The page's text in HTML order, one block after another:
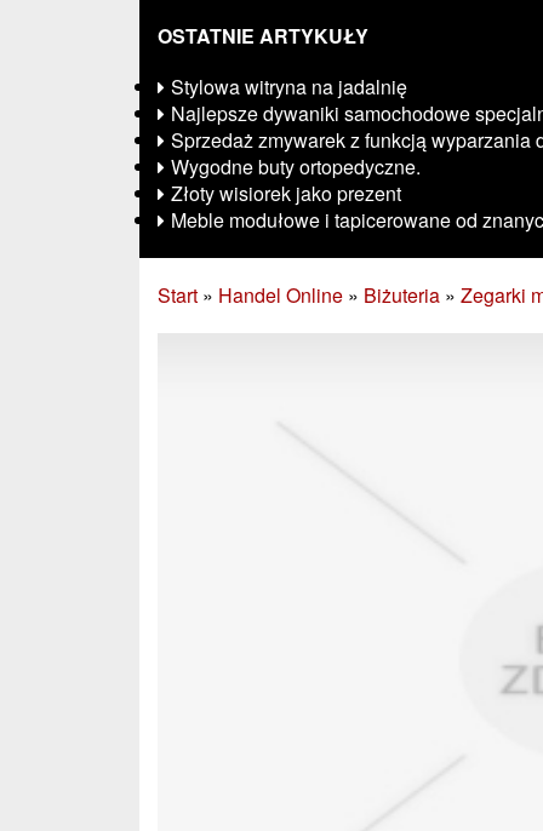
OSTATNIE ARTYKUŁY
Stylowa witryna na jadalnię
Najlepsze dywaniki samochodowe
Sprzedaż zmywarek z funkcją wyparzania
Wygodne buty ortopedyczne.
Złoty wisiorek jako prezent
Meble modułowe i tapicerowane od
Start » Handel Online » Biżuteria » Zegarki